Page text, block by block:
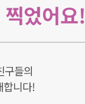
었어요!
구들의
합니다!